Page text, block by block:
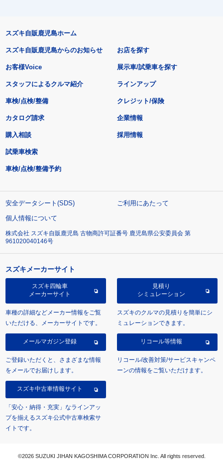
スズキ自販鹿児島ホーム
スズキ自販鹿児島からのお知らせ
お客様Voice
スタッフによるクルマ紹介
お店を探す
展示車/試乗車を探す
ラインアップ
車検/点検/整備 クレジット/保険
カタログ請求
購入相談
試乗車検索
車検/点検/整備予約
企業情報
採用情報
安全データシート(SDS)
ご利用にあたって
個人情報について
株式会社 スズキ自販鹿児島 古物商許可証番号 鹿児島県公安委員会 第
961020040146号
スズキメーカーサイト
スズキ四輪車
メーカーサイト
車種の詳細などメーカー情報をご覧
いただける、メーカーサイトです。
見積り
シミュレーション
スズキのクルマの見積りを簡単にシ
ミュレーションできます。
メールマガジン登録
ご登録いただくと、さまざまな情報
をメールでお届けします。
リコール等情報
リコール/改善対策/サービスキャンペ
ーンの情報をご覧いただけます。
スズキ中古車情報サイト
「安心・納得・充実」なラインアッ
プを揃えるスズキ公式中古車検索サ
イトです。
©2026 SUZUKI JIHAN KAGOSHIMA CORPORATION Inc. All rights reserved.